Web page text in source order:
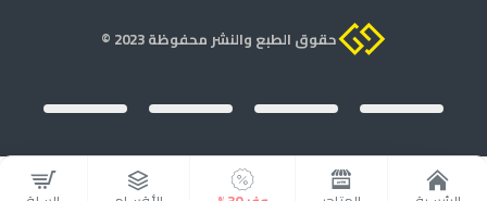
حقوق الطبع والنشر محفوظة 2023 ©